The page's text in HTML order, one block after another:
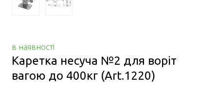
в наявності
Каретка несуча №2 для воріт
вагою до 400кг (Art.1220)